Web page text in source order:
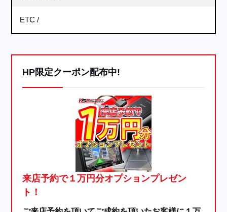
ETC
HP限定クーポン配布中!
来店予約で１万円分オプションプレゼン
ト！